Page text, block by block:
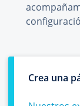
Crea una